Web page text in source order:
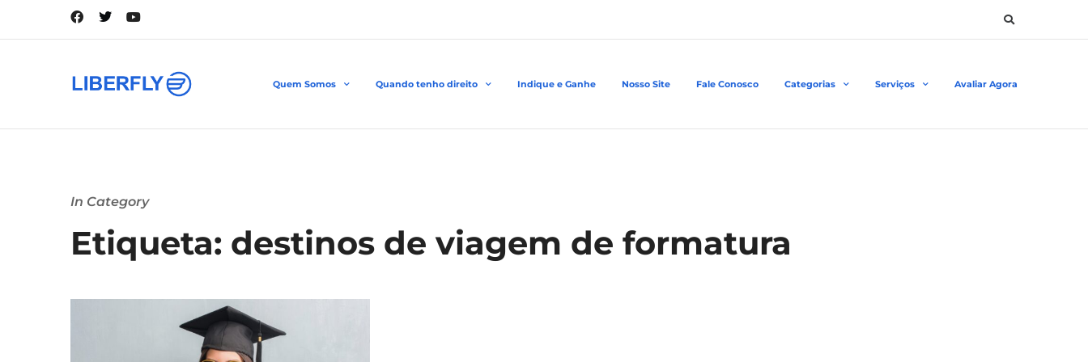
Quem Somos Quando tenho direito Indique e Ganhe Nosso Site Fale Conosco Categorias Serviços Avaliar Agora
In Category
Etiqueta: destinos de viagem de formatura